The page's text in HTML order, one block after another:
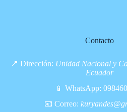
Contacto
📍 Dirección: Unidad Nacional y
Ecuador
📱 WhatsApp:
📧 Correo: